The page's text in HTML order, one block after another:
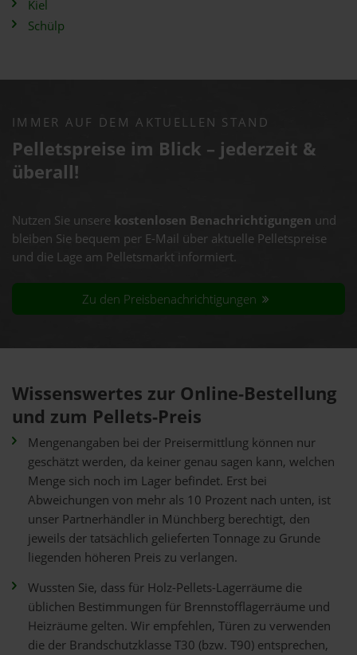
Kiel
Schülp
IMMER AUF DEM AKTUELLEN STAND
Pelletspreise im Blick – jederzeit &
überall!
Nutzen Sie unsere kostenlosen Benachrichtigungen und
bleiben Sie bequem per E-Mail über aktuelle Pelletspreise
und die Lage am Pelletsmarkt informiert.
Zu den Preisbenachrichtigungen
Wissenswertes zur Online-Bestellung
und zum Pellets-Preis
Mengenangaben bei der Preisermittlung können nur
geschätzt werden, da keiner genau sagen kann, welchen
Menge sich noch im Lager befindet. Erst bei
Abweichungen von mehr als 10 Prozent nach unten, ist
unser Partnerhändler in Münchberg berechtigt, den
jeweils der tatsächlich gelieferten Tonnage zu Grunde
liegenden höheren Preis zu verlangen.
Wussten Sie, dass für Holz-Pellets-Lagerräume die
üblichen Bestimmungen für Brennstofflagerräume und
Heizräume gelten. Wir empfehlen, Türen zu verwenden
die der Brandschutzklasse T30 (bzw. T90) entsprechen,